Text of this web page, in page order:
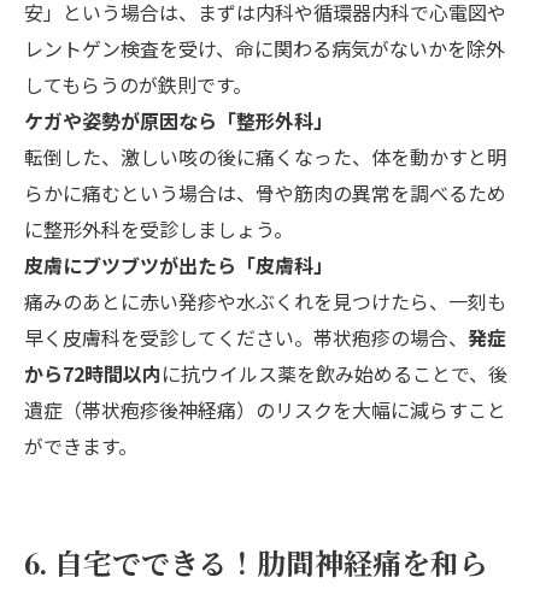
安」という場合は、まずは内科や循環器内科で心電図や
レントゲン検査を受け、命に関わる病気がないかを除外
してもらうのが鉄則です。
ケガや姿勢が原因なら「整形外科」
転倒した、激しい咳の後に痛くなった、体を動かすと明
らかに痛むという場合は、骨や筋肉の異常を調べるため
に整形外科を受診しましょう。
皮膚にブツブツが出たら「皮膚科」
痛みのあとに赤い発疹や水ぶくれを見つけたら、一刻も
早く皮膚科を受診してください。帯状疱疹の場合、 発症
から72時間以内に抗ウイルス薬を飲み始めることで、後
遺症（帯状疱疹後神経痛）のリスクを大幅に減らすこと
ができます。
6. 自宅でできる！肋間神経痛を和ら